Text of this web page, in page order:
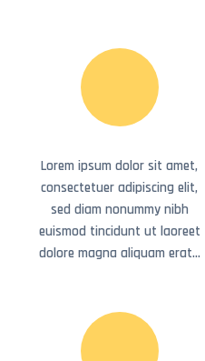
Lorem ipsum dolor sit amet,
consectetuer adipiscing elit,
sed diam nonummy nibh
euismod tincidunt ut laoreet
dolore magna aliquam erat…